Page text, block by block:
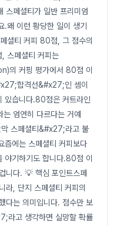
스페셜티가 일반 프리미엄
.왜 이런 황당한 일이 생기
셜티 커피 80점, 그 점수의
, 스페셜티 커피는
커핑 평가에서 80점 이
합격선&#x27;인 셈이
있습니다.80점은 커트라인
엄연히 다르다는 거예
스페셜티&#x27;라고 불
즘에는 스페셜티 커피보다
야기하기도 합니다.80점 이
니다. 💡 핵심 포인트스페
라, 단지 스페셜티 커피의
는 의미입니다. 점수만 보
라고 생각하면 실망할 확률